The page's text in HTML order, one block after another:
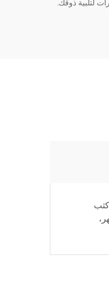
لتلبية ذوقك.